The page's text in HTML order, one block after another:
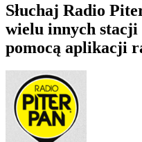
Słuchaj Radio
wielu innych stacji
pomocą aplikacji